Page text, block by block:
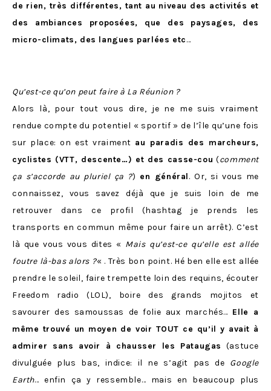
de rien, très différentes, tant au niveau des activités et
des ambiances proposées, que des paysages, des
micro-climats, des langues parlées etc…
Qu’est-ce qu’on peut faire à La Réunion ?
Alors là, pour tout vous dire, je ne me suis vraiment
rendue compte du potentiel « sportif » de l’île qu’une fois
sur place: on est vraiment au paradis des marcheurs,
cyclistes (VTT, descente…) et des casse-cou (comment
ça s’accorde au pluriel ça ?) en général. Or, si vous me
connaissez, vous savez déjà que je suis loin de me
retrouver dans ce profil (hashtag je prends les
transports en commun même pour faire un arrêt). C’est
là que vous vous dites « Mais qu’est-ce qu’elle est allée
foutre là-bas alors ?« . Très bon point. Hé ben elle est allée
prendre le soleil, faire trempette loin des requins, écouter
Freedom radio (LOL), boire des grands mojitos et
savourer des samoussas de folie aux marchés… Elle a
même trouvé un moyen de voir TOUT ce qu’il y avait à
admirer sans avoir à chausser les Pataugas (astuce
divulguée plus bas, indice: il ne s’agit pas de Google
Earth… enfin ça y ressemble… mais en beaucoup plus